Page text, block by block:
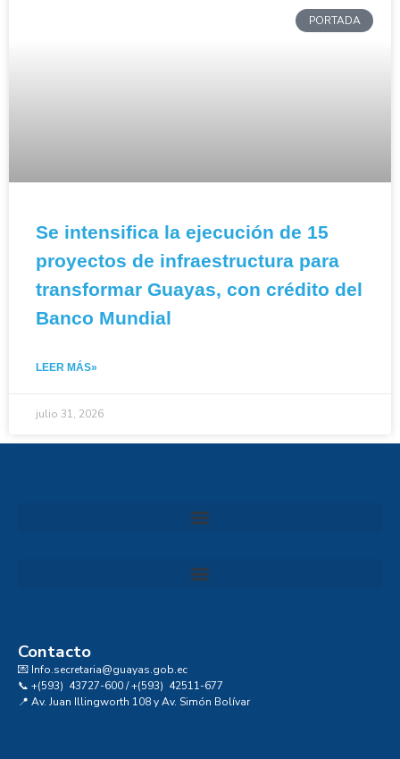
PORTADA
Se intensifica la ejecución de 15
proyectos de infraestructura para
transformar Guayas, con crédito del
Banco Mundial
LEER MÁS»
julio 31, 2026
Contacto
💌 Info.secretaria@guayas.gob.ec
📞 +(593) 43727-600 / +(593) 42511-677
📍 Av. Juan Illingworth 108 y Av. Simón Bolívar